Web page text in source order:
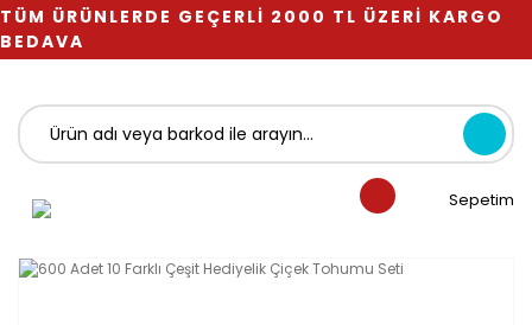
TÜM ÜRÜNLERDE GEÇERLİ 2000 TL ÜZERİ KARGO
BEDAVA
Sepetim